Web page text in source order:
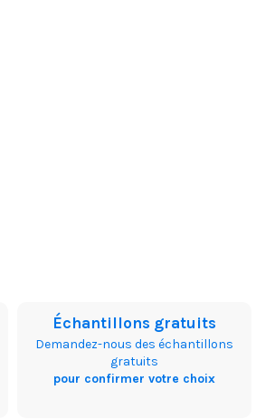
Échantillons gratuits
Demandez-nous des échantillons
gratuits
pour confirmer votre choix